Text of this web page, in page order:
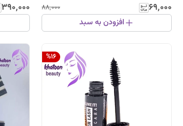
۶۹٬۰۰۰ ۸۸٬۰۰۰
افزودن به سبد
۳۹۰٬۰۰۰
%16